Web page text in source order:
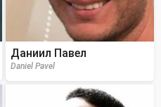
Даниил Павел
Daniel Pavel